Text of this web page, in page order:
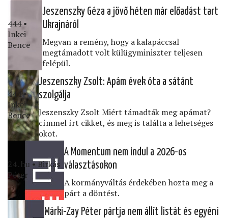
444 •
Inkei
Bence
Jeszenszky Géza a jövő héten már előadást tart
Ukrajnáról
Megvan a remény, hogy a kalapáccsal
megtámadott volt külügyminiszter teljesen
felépül.
444 •
Inkei
Bence
Jeszenszky Zsolt: Apám évek óta a sátánt
szolgálja
Jeszenszky Zsolt Miért támadták meg apámat?
címmel írt cikket, és meg is találta a lehetséges
okot.
24․hu • Birkás
Péter
A Momentum nem indul a 2026-os
választásokon
A kormányváltás érdekében hozta meg a
párt a döntést.
Márki-Zay Péter pártja nem állít listát és egyéni